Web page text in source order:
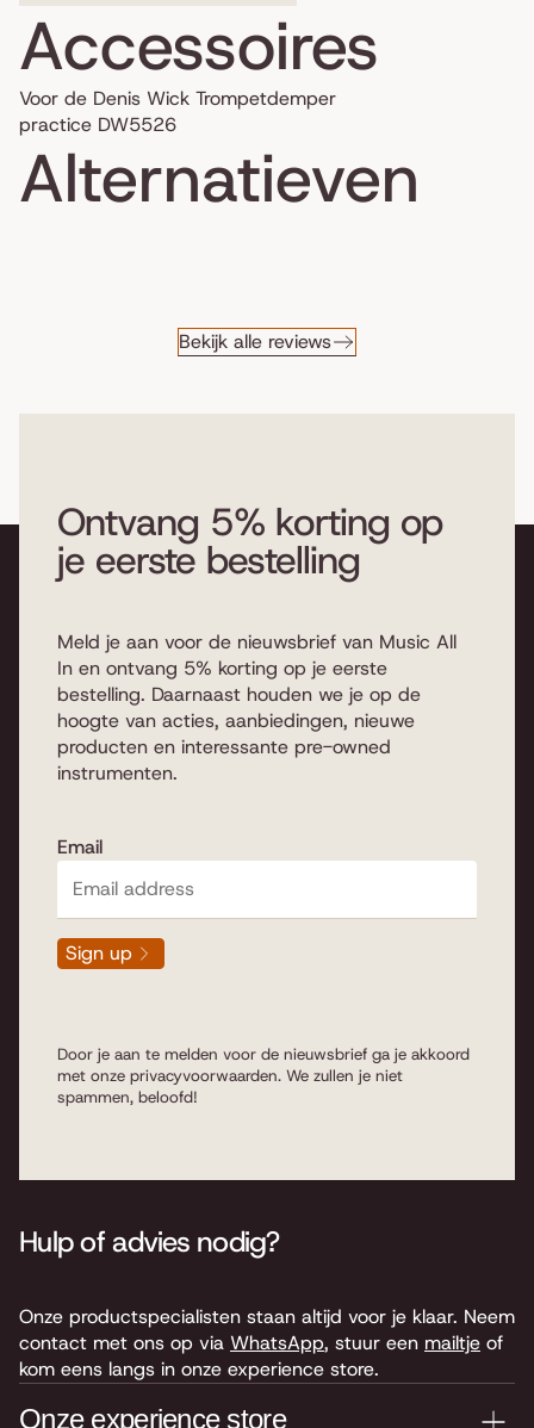
Accessoires
Voor de Denis Wick Trompetdemper
practice DW5526
Alternatieven
Bekijk alle reviews
Ontvang 5% korting op
je eerste bestelling
Meld je aan voor de nieuwsbrief van Music All
In en ontvang 5% korting op je eerste
bestelling. Daarnaast houden we je op de
hoogte van acties, aanbiedingen, nieuwe
producten en interessante pre-owned
instrumenten.
Email
Sign up
Door je aan te melden voor de nieuwsbrief ga je akkoord
met onze privacyvoorwaarden. We zullen je niet
spammen, beloofd!
Hulp of advies nodig?
Onze productspecialisten staan altijd voor je klaar. Neem
contact met ons op via WhatsApp, stuur een mailtje of
kom eens langs in onze experience store.
Onze experience store